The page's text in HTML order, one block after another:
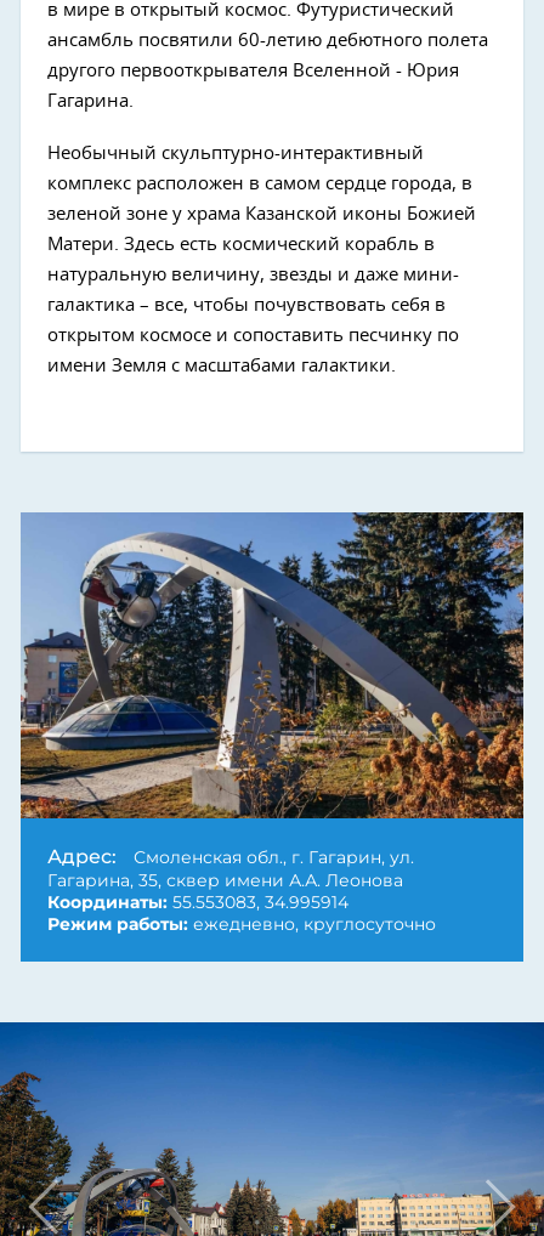
в мире в открытый космос. Футуристический
ансамбль посвятили 60-летию дебютного полета
другого первооткрывателя Вселенной - Юрия
Гагарина.
Необычный скульптурно-интерактивный
комплекс расположен в самом сердце города, в
зеленой зоне у храма Казанской иконы Божией
Матери. Здесь есть космический корабль в
натуральную величину, звезды и даже мини-
галактика – все, чтобы почувствовать себя в
открытом космосе и сопоставить песчинку по
имени Земля с масштабами галактики.
Адрес:
Смоленская обл., г. Гагарин, ул.
Гагарина, 35, сквер имени А.А. Леонова
Координаты: 55.553083, 34.995914
Режим работы: ежедневно, круглосуточно
Next